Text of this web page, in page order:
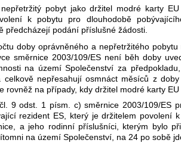
pobyt jako držitel modré karty
k pobytu pro dlouhodobě
předcházejí podání příslušné žádosti.
doby oprávněného a nepřetržitého
směrnice 2003/109/ES není běh doby
na území Společenství za
celkově nepřesahují osmnáct měsíců z
rovněž na případy, kdy držitel modré karty
9 odst. 1 písm. c) směrnice 2003/109/ES
rezident ES, který je držitelem povolení
a jeho rodinní příslušníci, kterým bylo
na území Společenství, na 24 po sobě